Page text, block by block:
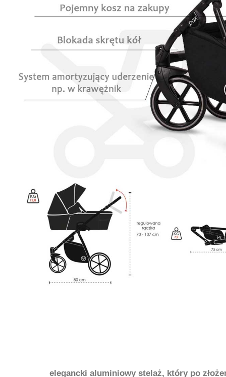
elegancki aluminiowy stelaż, który po